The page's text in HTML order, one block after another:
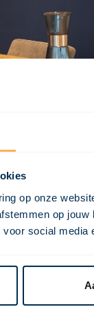
op onze
op
social